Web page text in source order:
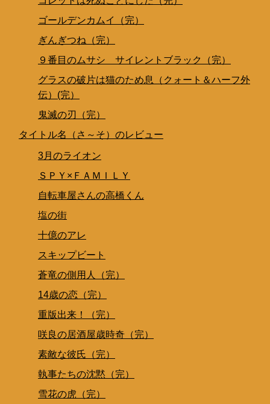
ゴールデンカムイ（完）
ぎんぎつね（完）
９番目のムサシ サイレントブラック（完）
グラスの破片は猫のため息（クォート＆ハーフ外
伝）(完）
鬼滅の刃（完）
タイトル名（さ～そ）のレビュー
3月のライオン
ＳＰＹ×ＦＡＭＩＬＹ
自転車屋さんの高橋くん
塩の街
十億のアレ
スキップビート
蒼竜の側用人（完）
14歳の恋（完）
重版出来！（完）
咲良の居酒屋歳時奇（完）
素敵な彼氏（完）
執事たちの沈黙（完）
雪花の虎（完）